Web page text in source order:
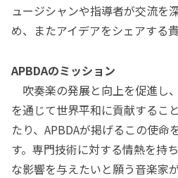
ュージシャンや指導者が交流を
め、またアイデアをシェアする
APBDAのミッション
吹奏楽の発展と向上を促進し
を通じて世界平和に貢献するこ
たり、APBDAが掲げるこの使命
す。専門技術に対する情熱を持
な影響を与えたいと願う音楽家